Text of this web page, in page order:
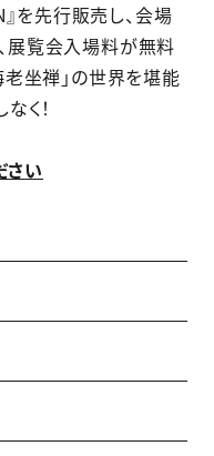
を先行販売し、会場
展覧会入場料が無料
坐禅」の世界を堪能
く！
さい